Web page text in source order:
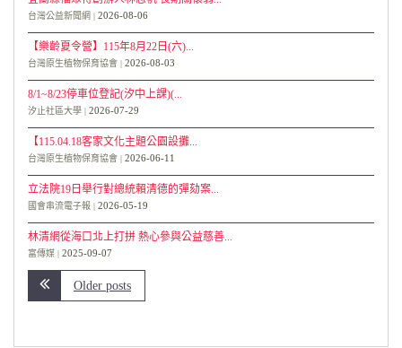
台灣公益新聞網 2026-08-06
【樂齡夏令營】115年8月22日(六)...
台灣原生植物保育協會 2026-08-03
8/1~8/23停車位登記(汐中上課)(...
汐止社區大學 2026-07-29
【115.04.18客家文化主題公園設攤...
台灣原生植物保育協會 2026-06-11
立法院19日舉行對總統賴清德的彈劾案...
國會串流電子報 2026-05-19
林清網從海口北上打拼 熱心參與公益慈善...
富傳媒 2025-09-07
Older posts